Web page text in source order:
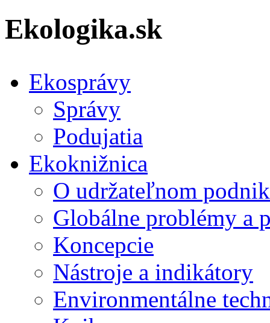
Ekologika.sk
Ekosprávy
Správy
Podujatia
Ekoknižnica
O udržateľnom
Globálne problémy a
Koncepcie
Nástroje a indikátory
Environmentálne